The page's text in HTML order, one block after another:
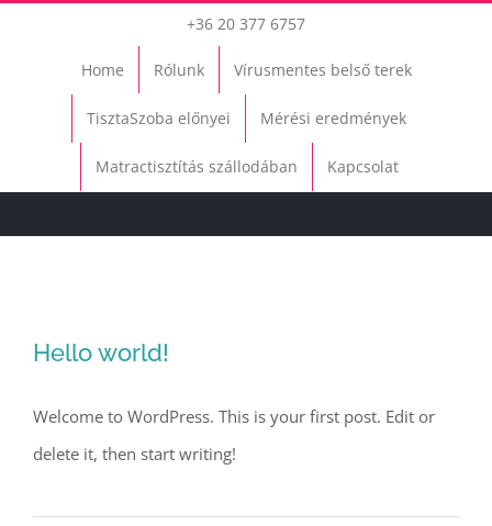
+36 20 377 6757
Home Rólunk Vírusmentes belső terek
TisztaSzoba előnyei Mérési eredmények
Matractisztítás szállodában Kapcsolat
Hello world!
Welcome to WordPress. This is your first post. Edit or
delete it, then start writing!